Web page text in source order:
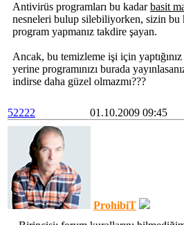
Antivirüs programları bu kadarbasit
nesneleri bulup silebiliyorken, sizin bu
program yapmanız takdire şayan.
Ancak, bu temizleme işi için
yerine programınızı burada
indirse daha güzel olmazmı???
52222 01.10.2009 09:45
ProhibiT